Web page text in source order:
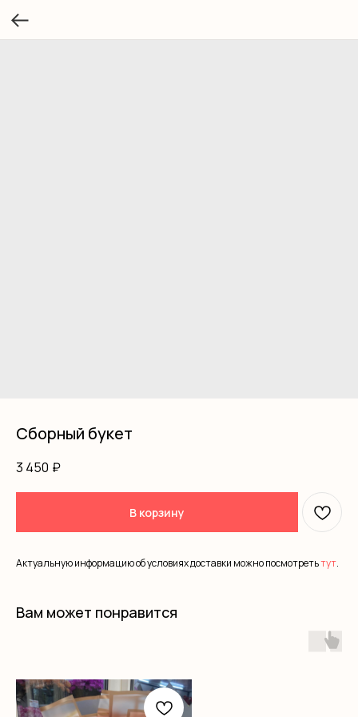
Сборный букет
3 450 ₽
В корзину
Актуальную информацию об условиях доставки можно посмотретьтут.
Вам может понравится